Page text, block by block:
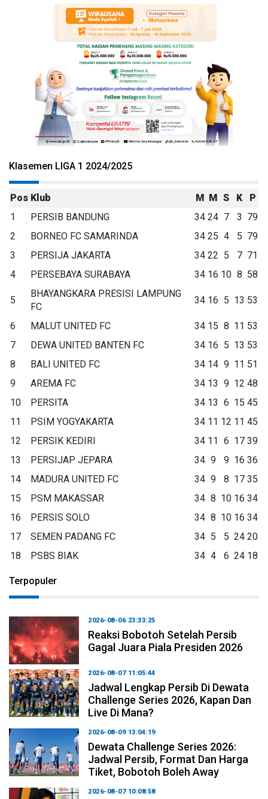
Klasemen LIGA 1 2024/2025
Pos Klub M M S K
P
1
PERSIB BANDUNG 34 24 7 3 79
2
BORNEO FC SAMARINDA 34 25 4 5 79
3
PERSIJA JAKARTA 34 22 5 7 71
4
PERSEBAYA SURABAYA 34 16 10 8 58
5
BHAYANGKARA PRESISI LAMPUNG
FC
34 16 5 13 53
6 MALUT UNITED FC 34 15 8 11 53
7
DEWA UNITED BANTEN FC 34 16 5 13 53
8
BALI UNITED FC 34 14 9 11 51
9
AREMA FC 34 13 9 12 48
10
PERSITA 34 13 6 15 45
11
PSIM YOGYAKARTA 34 11 12 11 45
12
PERSIK KEDIRI 34 11 6 17 39
13
PERSIJAP JEPARA 34 9 9 16 36
14
MADURA UNITED FC 34 9 8 17 35
15
PSM MAKASSAR 34 8 10 16 34
16
PERSIS SOLO 34 8 10 16 34
17
SEMEN PADANG FC 34 5 5 24 20
18
PSBS BIAK 34 4 6 24 18
Terpopuler
2026-08-06 23:33:25
Reaksi Bobotoh Setelah Persib
Gagal Juara Piala Presiden 2026
2026-08-07 11:05:44
Jadwal Lengkap Persib Di Dewata
Challenge Series 2026, Kapan Dan
Live Di Mana?
2026-08-09 13:04:19
Dewata Challenge Series 2026:
Jadwal Persib, Format Dan Harga
Tiket, Bobotoh Boleh Away
2026-08-07 10:08:58